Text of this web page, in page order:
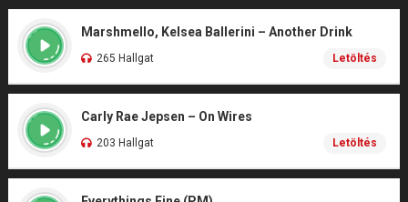
Marshmello, Kelsea Ballerini – Another Drink
265 Hallgat Letöltés
Carly Rae Jepsen – On Wires
203 Hallgat Letöltés